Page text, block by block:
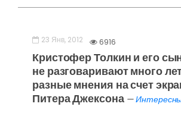
23 Янв, 2012 6916
Кристофер Толкин и его
не разговаривают много
разные мнения на счет
Питера Джексона —